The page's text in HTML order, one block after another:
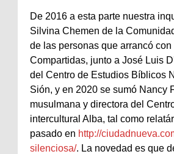
De 2016 a esta parte nuestra
Silvina Chemen de la
de las personas que arrancó
Compartidas, junto a José Luis
del Centro de Estudios Bíblicos
Sión, y en 2020 se sumó Nancy
musulmana y directora del
intercultural Alba, tal como
pasado en http://
silenciosa/. La novedad es que